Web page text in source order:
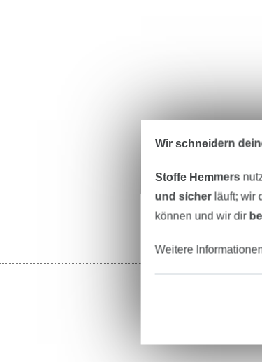
Wir schneidern
Stoffe Hemmers
und sicherläuft; wir
können und wir dir
Weitere